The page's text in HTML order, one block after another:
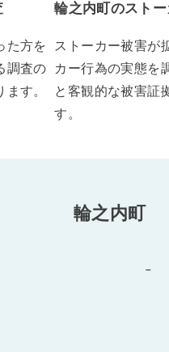
た方を
調査の
す。
輪之内町のスト
ストーカー被害が
カー行為の実態を
と客観的な被害証
す。
町
–